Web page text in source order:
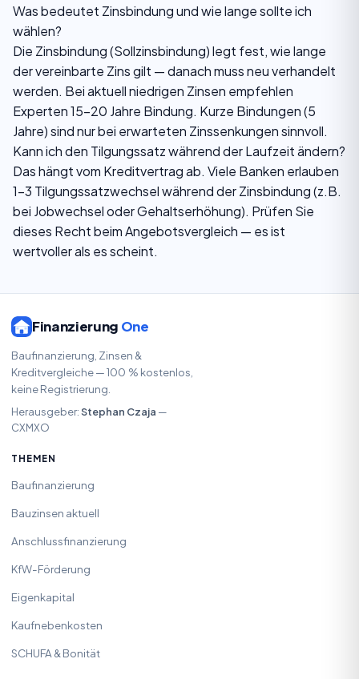
Was bedeutet Zinsbindung und wie lange sollte ich
wählen?
Die Zinsbindung (Sollzinsbindung) legt fest, wie lange
der vereinbarte Zins gilt — danach muss neu verhandelt
werden. Bei aktuell niedrigen Zinsen empfehlen
Experten 15–20 Jahre Bindung. Kurze Bindungen (5
Jahre) sind nur bei erwarteten Zinssenkungen sinnvoll.
Kann ich den Tilgungssatz während der Laufzeit ändern?
Das hängt vom Kreditvertrag ab. Viele Banken erlauben
1–3 Tilgungssatzwechsel während der Zinsbindung (z.B.
bei Jobwechsel oder Gehaltserhöhung). Prüfen Sie
dieses Recht beim Angebotsvergleich — es ist
wertvoller als es scheint.
Finanzierung One
Baufinanzierung, Zinsen &
Kreditvergleiche — 100 % kostenlos,
keine Registrierung.
Herausgeber:Stephan Czaja —
CXMXO
THEMEN
Baufinanzierung
Bauzinsen aktuell
Anschlussfinanzierung
KfW-Förderung
Eigenkapital
Kaufnebenkosten
SCHUFA & Bonität